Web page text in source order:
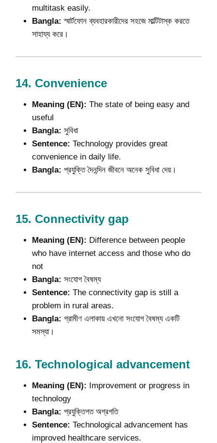
multitask easily.
Bangla: স্মার্টফোন ব্যবহারকারীদের সহজে মাল্টিটাস্ক করতে
সাহায্য করে।
14. Convenience
Meaning (EN): The state of being easy and
useful
Bangla: সুবিধা
Sentence: Technology provides great
convenience in daily life.
Bangla: প্রযুক্তি দৈনন্দিন জীবনে অনেক সুবিধা দেয়।
15. Connectivity gap
Meaning (EN): Difference between people
who have internet access and those who do
not
Bangla: সংযোগ বৈষম্য
Sentence: The connectivity gap is still a
problem in rural areas.
Bangla: গ্রামীণ এলাকায় এখনো সংযোগ বৈষম্য একটি
সমস্যা।
16. Technological advancement
Meaning (EN): Improvement or progress in
technology
Bangla: প্রযুক্তিগত অগ্রগতি
Sentence: Technological advancement has
improved healthcare services.